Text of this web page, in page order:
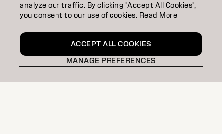
À PROPOS
DEVENIR PARTENAIRE
CONTACTEZ-NOUS
analyze our traffic. By clicking "Accept All Cookies",
you consent to our use of cookies. Read More
MANAGE PREFERENCES
ACCEPT ALL COOKIES